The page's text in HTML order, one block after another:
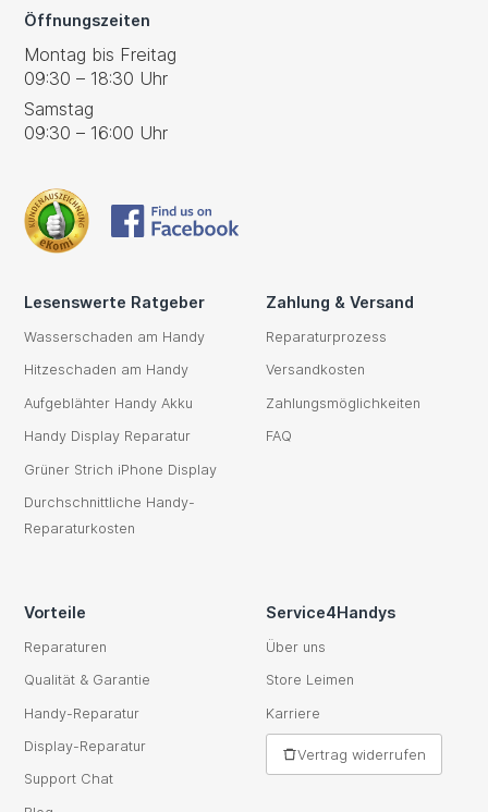
Öffnungszeiten
Montag bis Freitag
09:30 – 18:30 Uhr
Samstag
09:30 – 16:00 Uhr
Lesenswerte Ratgeber
Wasserschaden am Handy
Hitzeschaden am Handy
Aufgeblähter Handy Akku
Handy Display Reparatur
Grüner Strich iPhone Display
Durchschnittliche Handy-
Reparaturkosten
Zahlung & Versand
Reparaturprozess
Versandkosten
Zahlungsmöglichkeiten
FAQ
Vorteile
Reparaturen
Qualität & Garantie
Handy-Reparatur
Display-Reparatur
Support Chat
Service4Handys
Über uns
Store Leimen
Karriere
Vertrag widerrufen